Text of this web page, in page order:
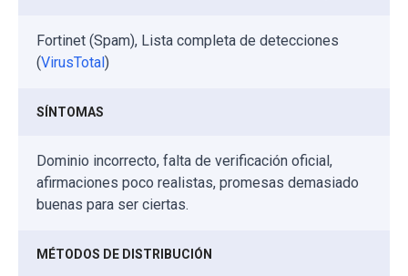
Fortinet (Spam), Lista completa de detecciones
(VirusTotal)
SÍNTOMAS
Dominio incorrecto, falta de verificación oficial,
afirmaciones poco realistas, promesas demasiado
buenas para ser ciertas.
MÉTODOS DE DISTRIBUCIÓN